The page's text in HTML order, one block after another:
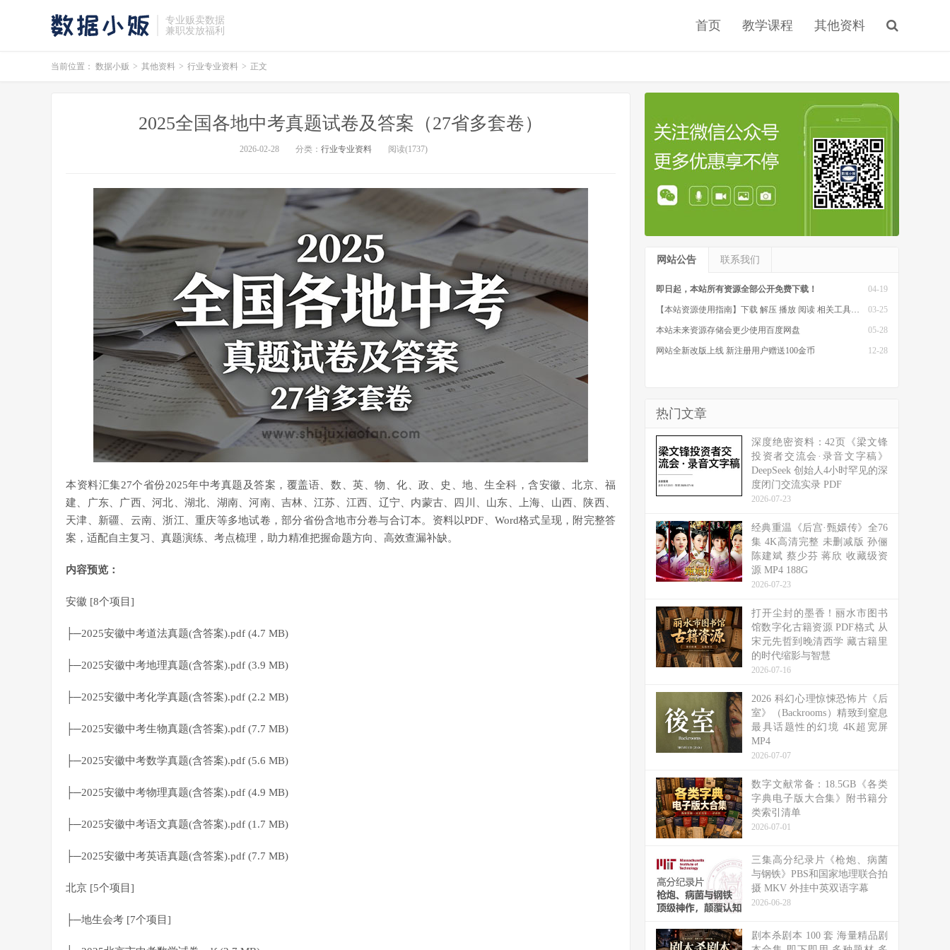
专业贩卖数据
兼职发放福利
首页 教学课程 其他资料
当前位置： 数据小贩 > 其他资料 > 行业专业资料 > 正文
2025全国各地中考真题试卷及答案（27省多套卷）
2026-02-28 分类： 行业专业资料 阅读(1737)
本资料汇集27个省份2025年中考真题及答案，覆盖语、数、英、物、化、政、史、地、生全科，含安徽、北京、福
建、广东、广西、河北、湖北、湖南、河南、吉林、江苏、江西、辽宁、内蒙古、四川、山东、上海、山西、陕西、
天津、新疆、云南、浙江、重庆等多地试卷，部分省份含地市分卷与合订本。资料以PDF、Word格式呈现，附完整答
案，适配自主复习、真题演练、考点梳理，助力精准把握命题方向、高效查漏补缺。
内容预览：
安徽 [8个项目]
├─2025安徽中考道法真题(含答案).pdf (4.7 MB)
├─2025安徽中考地理真题(含答案).pdf (3.9 MB)
├─2025安徽中考化学真题(含答案).pdf (2.2 MB)
├─2025安徽中考生物真题(含答案).pdf (7.7 MB)
├─2025安徽中考数学真题(含答案).pdf (5.6 MB)
├─2025安徽中考物理真题(含答案).pdf (4.9 MB)
├─2025安徽中考语文真题(含答案).pdf (1.7 MB)
├─2025安徽中考英语真题(含答案).pdf (7.7 MB)
北京 [5个项目]
├─地生会考 [7个项目]
网站公告 联系我们
04-19
即日起，本站所有资源全部公开免费下载！
03-25
【本站资源使用指南】下载 解压 播放 阅读 相关工具软件
05-28
本站未来资源存储会更少使用百度网盘
12-28
网站全新改版上线 新注册用户赠送100金币
热门文章
深度绝密资料：42页《梁文锋
投资者交流会·录音文字稿》
DeepSeek 创始人4小时罕见的深
度闭门交流实录 PDF
2026-07-23
经典重温《后宫·甄嬛传》全76
集 4K高清完整 未删减版 孙俪
陈建斌 蔡少芬 蒋欣 收藏级资
源 MP4 188G
2026-07-23
打开尘封的墨香！丽水市图书
馆数字化古籍资源 PDF格式 从
宋元先哲到晚清西学 藏古籍里
的时代缩影与智慧
2026-07-16
2026 科幻心理惊悚恐怖片《后
室》（Backrooms）精致到窒息
最具话题性的幻境 4K超宽屏
MP4
2026-07-07
数字文献常备：18.5GB《各类
字典电子版大合集》附书籍分
类索引清单
2026-07-01
三集高分纪录片《枪炮、病菌
与钢铁》PBS和国家地理联合拍
摄 MKV 外挂中英双语字幕
2026-06-28
剧本杀剧本 100 套 海量精品剧